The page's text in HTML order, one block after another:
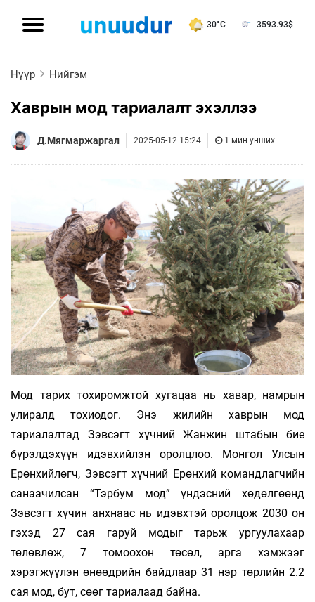
30°C 3593.93$
Нүүр Нийгэм
Хаврын мод тариалалт эхэллээ
Д.Мягмаржаргал 2025-05-12 15:24 1 мин унших
Мод тарих тохиромжтой хугацаа нь хавар, намрын
улиралд тохиодог. Энэ жилийн хаврын мод
тариалалтад Зэвсэгт хүчний Жанжин штабын бие
бүрэлдэхүүн идэвхийлэн оролцлоо. Монгол Улсын
Ерөнхийлөгч, Зэвсэгт хүчний Ерөнхий командлагчийн
санаачилсан “Тэрбум мод” үндэсний хөдөлгөөнд
Зэвсэгт хүчин анхнаас нь идэвхтэй оролцож 2030 он
гэхэд 27 сая гаруй модыг тарьж ургуулахаар
төлөвлөж, 7 томоохон төсөл, арга хэмжээг
хэрэгжүүлэн өнөөдрийн байдлаар 31 нэр төрлийн 2.2
сая мод, бут, сөөг тариалаад байна.